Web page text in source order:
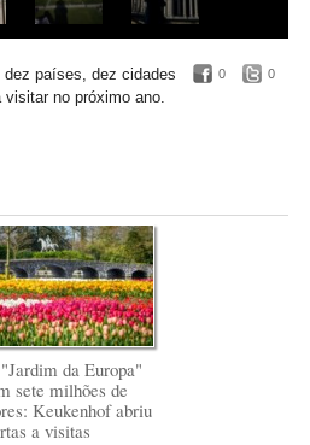
0 0
dez países, dez cidades
no próximo ano.
da Europa"
sete milhões de
Keukenhof abriu
a visitas